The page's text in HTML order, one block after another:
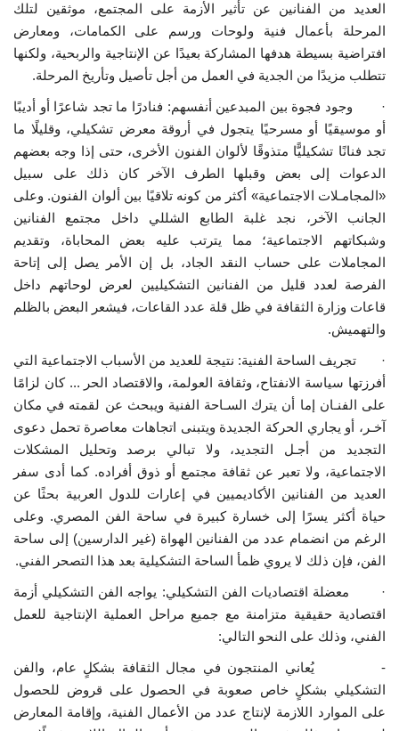
العديد من الفنانين عن تأثير الأزمة على المجتمع، موثقين لتلك
المرحلة بأعمال فنية ولوحات ورسم على الكمامات، ومعارض
افتراضية بسيطة هدفها المشاركة بعيدًا عن الإنتاجية والربحية، ولكنها
تتطلب مزيدًا من الجدية في العمل من أجل تأصيل وتأريخ المرحلة.
· وجود فجوة بين المبدعين أنفسهم: فنادرًا ما تجد شاعرًا أو أديبًا
أو موسيقيًا أو مسرحيًا يتجول في أروقة معرض تشكيلي، وقليلًا ما
تجد فنانًا تشكيليًّا متذوقًا لألوان الفنون الأخرى، حتى إذا وجه بعضهم
الدعوات إلى بعض وقبلها الطرف الآخر كان ذلك على سبيل
«المجامـلات الاجتماعية» أكثر من كونه تلاقيًا بين ألوان الفنون. وعلى
الجانب الآخر، نجد غلبة الطابع الشللي داخل مجتمع الفنانين
وشبكاتهم الاجتماعية؛ مما يترتب عليه بعض المحاباة، وتقديم
المجاملات على حساب النقد الجاد، بل إن الأمر يصل إلى إتاحة
الفرصة لعدد قليل من الفنانين التشكيليين لعرض لوحاتهم داخل
قاعات وزارة الثقافة في ظل قلة عدد القاعات، فيشعر البعض بالظلم
والتهميش.
· تجريف الساحة الفنية: نتيجة للعديد من الأسباب الاجتماعية التي
أفرزتها سياسة الانفتاح، وثقافة العولمة، والاقتصاد الحر ... كان لزامًا
على الفنـان إما أن يترك السـاحة الفنية ويبحث عن لقمته في مكان
آخـر، أو يجاري الحركة الجديدة ويتبنى اتجاهات معاصرة تحمل دعوى
التجديد من أجـل التجديد، ولا تبالي برصد وتحليل المشكلات
الاجتماعية، ولا تعبر عن ثقافة مجتمع أو ذوق أفراده. كما أدى سفر
العديد من الفنانين الأكاديميين في إعارات للدول العربية بحثًا عن
حياة أكثر يسرًا إلى خسارة كبيرة في ساحة الفن المصري. وعلى
الرغم من انضمام عدد من الفنانين الهواة (غير الدارسين) إلى ساحة
الفن، فإن ذلك لا يروي ظمأ الساحة التشكيلية بعد هذا التصحر الفني.
· معضلة اقتصاديات الفن التشكيلي: يواجه الفن التشكيلي أزمة
اقتصادية حقيقية متزامنة مع جميع مراحل العملية الإنتاجية للعمل
الفني، وذلك على النحو التالي:
- يُعاني المنتجون في مجال الثقافة بشكلٍ عام، والفن
التشكيلي بشكلٍ خاص صعوبة في الحصول على قروض للحصول
على الموارد اللازمة لإنتاج عدد من الأعمال الفنية، وإقامة المعارض